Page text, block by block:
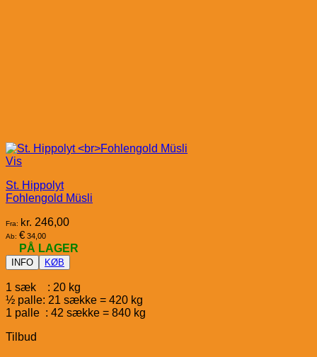
Vis
St. Hippolyt
Fohlengold Müsli
Fra: kr. 246,00
Ab: € 34,00
PÅ LAGER
INFO KØB
1 sæk : 20 kg
½ palle: 21 sække = 420 kg
1 palle : 42 sække = 840 kg
Tilbud